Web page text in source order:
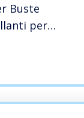
Buste
per